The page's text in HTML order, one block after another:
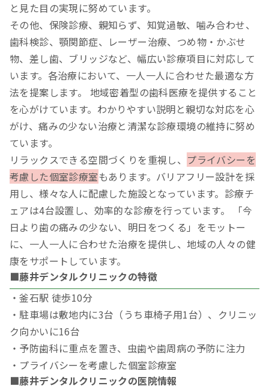
と見た目の実現に努めています。
その他、保険診療、親知らず、知覚過敏、噛み合わせ、
歯科検診、顎関節症、レーザー治療、つめ物・かぶせ
物、差し歯、ブリッジなど、幅広い診療項目に対応して
います。各治療において、一人一人に合わせた最適な方
法を提案します。 地域密着型の歯科医療を提供すること
を心がけています。わかりやすい説明と親切な対応を心
がけ、痛みの少ない治療と清潔な診療環境の維持に努め
ています。
リラックスできる空間づくりを重視し、 プライバシーを
考慮した個室診療室もあります。バリアフリー設計を採
用し、様々な人に配慮した施設となっています。診療チ
ェアは4台設置し、効率的な診療を行っています。 「今
日より歯の痛みの少ない、明日をつくる」をモットー
に、一人一人に合わせた治療を提供し、地域の人々の健
康をサポートしています。
■藤井デンタルクリニックの特徴
・釜石駅 徒歩10分
・駐車場は敷地内に3台（うち車椅子用1台）、クリニッ
ク向かいに16台
・予防歯科に重点を置き、虫歯や歯周病の予防に注力
・プライバシーを考慮した個室診療室
■藤井デンタルクリニックの医院情報